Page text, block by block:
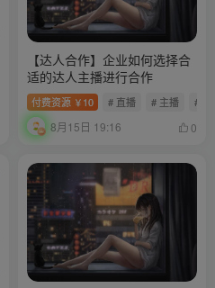
【达人合作】企业如何选择合
适的达人主播进行合作
付费资源 ￥ 10 # 直播 # 主播 # 合
8月15日 19:16 0